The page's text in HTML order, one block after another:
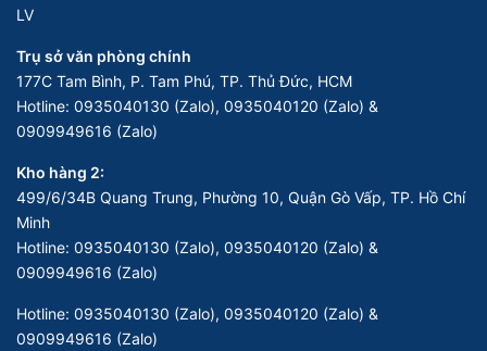
LV
Trụ sở văn phòng chính
177C Tam Bình, P. Tam Phú, TP. Thủ Đức, HCM
Hotline: 0935040130 (Zalo), 0935040120 (Zalo) &
0909949616 (Zalo)
Kho hàng 2:
499/6/34B Quang Trung, Phường 10, Quận Gò Vấp, TP. Hồ Chí
Minh
Hotline: 0935040130 (Zalo), 0935040120 (Zalo) &
0909949616 (Zalo)
Hotline: 0935040130 (Zalo), 0935040120 (Zalo) &
0909949616 (Zalo)